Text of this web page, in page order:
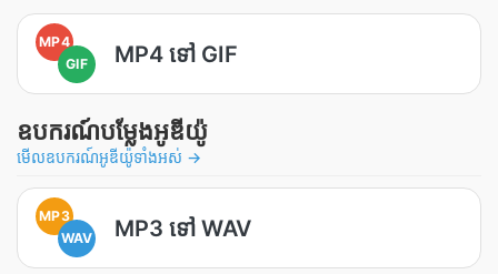
MP4
GIF
MP4 ទៅ GIF
ឧបករណ៍បម្លែងអូឌីយ៉ូ
មើលឧបករណ៍អូឌីយ៉ូទាំងអស់ →
MP3
WAV
MP3 ទៅ WAV